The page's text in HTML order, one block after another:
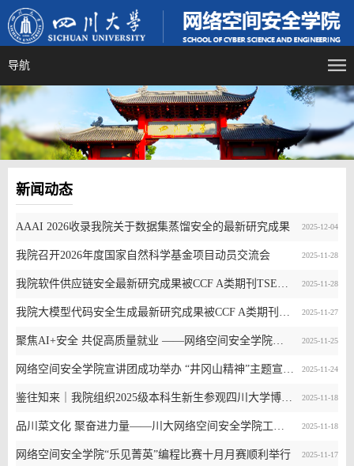
导航
新闻动态
2025-12-04
AAAI 2026收录我院关于数据集蒸馏安全的最新研究成果
2025-11-28
我院召开2026年度国家自然科学基金项目动员交流会
2025-11-28
2025-11-27
2025-11-25
2025-11-24
2025-11-18
2025-11-18
2025-11-17
网络空间安全学院“乐见菁英”编程比赛十月月赛顺利举行